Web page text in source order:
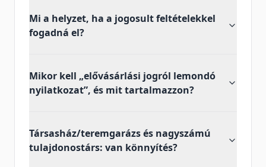
Mi a helyzet, ha a jogosult feltételekkel
fogadná el?
Mikor kell „elővásárlási jogról lemondó
nyilatkozat”, és mit tartalmazzon?
Társasház/teremgarázs és nagyszámú
tulajdonostárs: van könnyítés?